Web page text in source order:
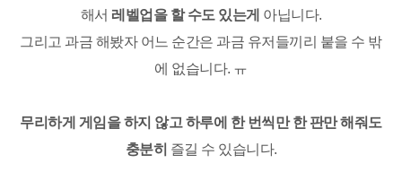
해서 레벨업을 할 수도 있는게 아닙니다.
그리고 과금 해봤자 어느 순간은 과금 유저들끼리 붙을 수 밖
에 없습니다. ㅠ
무리하게 게임을 하지 않고 하루에 한 번씩만 한 판만 해줘도
충분히 즐길 수 있습니다.